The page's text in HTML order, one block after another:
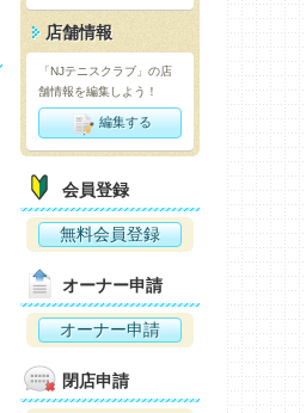
店舗情報
「NJテニスクラブ」の店
舗情報を編集しよう！
編集する
会員登録
無料会員登録
オーナー申請
オーナー申請
閉店申請